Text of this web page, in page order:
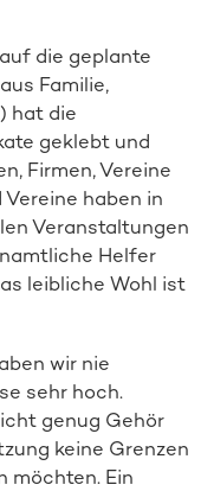
die geplante
Familie,
hat die
geklebt und
Firmen, Vereine
haben in
Veranstaltungen
Helfer
leibliche Wohl ist
wir nie
sehr hoch.
genug Gehör
keine Grenzen
möchten. Ein